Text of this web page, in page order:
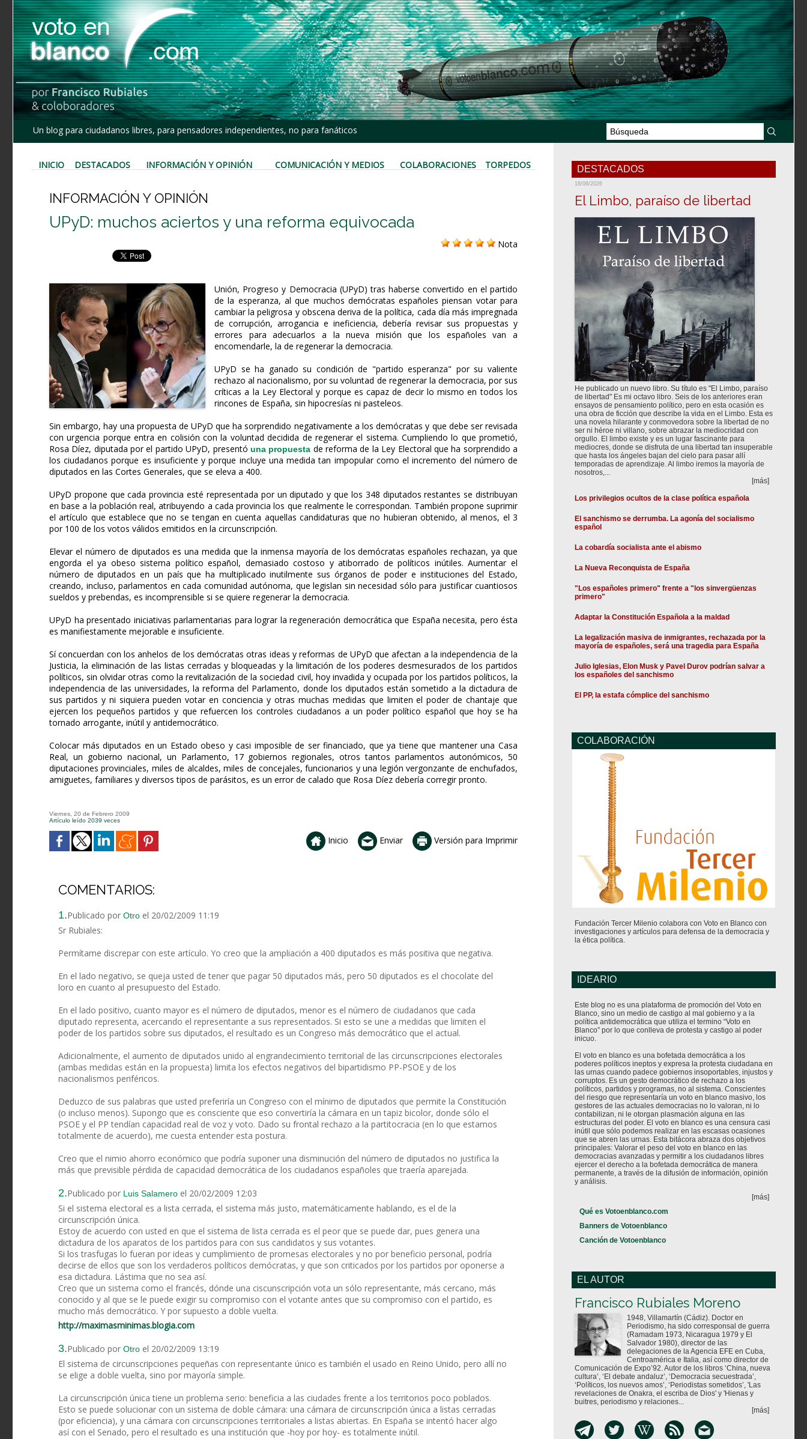
Un blog para ciudadanos libres, para pensadores independientes, no para fanáticos
INICIO DESTACADOS INFORMACIÓN Y OPINIÓN COMUNICACIÓN Y MEDIOS COLABORACIONES TORPEDOS
INFORMACIÓN Y OPINIÓN
UPyD: muchos aciertos y una reforma equivocada
Nota
Unión, Progreso y Democracia (UPyD) tras haberse convertido en el partido
de la esperanza, al que muchos demócratas españoles piensan votar para
cambiar la peligrosa y obscena deriva de la política, cada día más impregnada
de corrupción, arrogancia e ineficiencia, debería revisar sus propuestas y
errores para adecuarlos a la nueva misión que los españoles van a
encomendarle, la de regenerar la democracia.
UPyD se ha ganado su condición de "partido esperanza" por su valiente
rechazo al nacionalismo, por su voluntad de regenerar la democracia, por sus
críticas a la Ley Electoral y porque es capaz de decir lo mismo en todos los
rincones de España, sin hipocresías ni pasteleos.
Sin embargo, hay una propuesta de UPyD que ha sorprendido negativamente a los demócratas y que debe ser revisada
con urgencia porque entra en colisión con la voluntad decidida de regenerar el sistema. Cumpliendo lo que prometió,
Rosa Díez, diputada por el partido UPyD, presentó una propuesta de reforma de la Ley Electoral que ha sorprendido a
los ciudadanos porque es insuficiente y porque incluye una medida tan impopular como el incremento del número de
diputados en las Cortes Generales, que se eleva a 400.
UPyD propone que cada provincia esté representada por un diputado y que los 348 diputados restantes se distribuyan
en base a la población real, atribuyendo a cada provincia los que realmente le correspondan. También propone suprimir
el artículo que establece que no se tengan en cuenta aquellas candidaturas que no hubieran obtenido, al menos, el 3
por 100 de los votos válidos emitidos en la circunscripción.
Elevar el número de diputados es una medida que la inmensa mayoría de los demócratas españoles rechazan, ya que
engorda el ya obeso sistema político español, demasiado costoso y atiborrado de políticos inútiles. Aumentar el
número de diputados en un país que ha multiplicado inutilmente sus órganos de poder e instituciones del Estado,
creando, incluso, parlamentos en cada comunidad autónoma, que legislan sin necesidad sólo para justificar cuantiosos
sueldos y prebendas, es incomprensible si se quiere regenerar la democracia.
UPyD ha presentado iniciativas parlamentarias para lograr la regeneración democrática que España necesita, pero ésta
es manifiestamente mejorable e insuficiente.
Sí concuerdan con los anhelos de los demócratas otras ideas y reformas de UPyD que afectan a la independencia de la
Justicia, la eliminación de las listas cerradas y bloqueadas y la limitación de los poderes desmesurados de los partidos
políticos, sin olvidar otras como la revitalización de la sociedad civil, hoy invadida y ocupada por los partidos políticos, la
independencia de las universidades, la reforma del Parlamento, donde los diputados están sometido a la dictadura de
sus partidos y ni siquiera pueden votar en conciencia y otras muchas medidas que limiten el poder de chantaje que
ejercen los pequeños partidos y que refuercen los controles ciudadanos a un poder político español que hoy se ha
tornado arrogante, inútil y antidemocrático.
Colocar más diputados en un Estado obeso y casi imposible de ser financiado, que ya tiene que mantener una Casa
Real, un gobierno nacional, un Parlamento, 17 gobiernos regionales, otros tantos parlamentos autonómicos, 50
diputaciones provinciales, miles de alcaldes, miles de concejales, funcionarios y una legión vergonzante de enchufados,
amiguetes, familiares y diversos tipos de parásitos, es un error de calado que Rosa Díez debería corregir pronto.
Viernes, 20 de Febrero 2009
Artículo leído 2039 veces
Inicio Enviar Versión para Imprimir
COMENTARIOS:
1.Publicado por Otro el 20/02/2009 11:19
Sr Rubiales:
Permítame discrepar con este artículo. Yo creo que la ampliación a 400 diputados es más positiva que negativa.
En el lado negativo, se queja usted de tener que pagar 50 diputados más, pero 50 diputados es el chocolate del
loro en cuanto al presupuesto del Estado.
En el lado positivo, cuanto mayor es el número de diputados, menor es el número de ciudadanos que cada
diputado representa, acercando el representante a sus representados. Si esto se une a medidas que limiten el
poder de los partidos sobre sus diputados, el resultado es un Congreso más democrático que el actual.
Adicionalmente, el aumento de diputados unido al engrandecimiento territorial de las circunscripciones electorales
(ambas medidas están en la propuesta) limita los efectos negativos del bipartidismo PP-PSOE y de los
nacionalismos periféricos.
Deduzco de sus palabras que usted preferiría un Congreso con el mínimo de diputados que permite la Constitución
(o incluso menos). Supongo que es consciente que eso convertiría la cámara en un tapiz bicolor, donde sólo el
PSOE y el PP tendían capacidad real de voz y voto. Dado su frontal rechazo a la partitocracia (en lo que estamos
totalmente de acuerdo), me cuesta entender esta postura.
Creo que el nimio ahorro económico que podría suponer una disminución del número de diputados no justifica la
más que previsible pérdida de capacidad democrática de los ciudadanos españoles que traería aparejada.
2.Publicado por Luis Salamero el 20/02/2009 12:03
Si el sistema electoral es a lista cerrada, el sistema más justo, matemáticamente hablando, es el de la
circunscripción única.
Estoy de acuerdo con usted en que el sistema de lista cerrada es el peor que se puede dar, pues genera una
dictadura de los aparatos de los partidos para con sus candidatos y sus votantes.
Si los trasfugas lo fueran por ideas y cumplimiento de promesas electorales y no por beneficio personal, podría
decirse de ellos que son los verdaderos políticos demócratas, y que son criticados por los partidos por oponerse a
esa dictadura. Lástima que no sea así.
Creo que un sistema como el francés, dónde una ciscunscripción vota un sólo representante, más cercano, más
conocido y al que se le puede exigir su compromiso con el votante antes que su compromiso con el partido, es
mucho más democrático. Y por supuesto a doble vuelta.
http://maximasminimas.blogia.com
3.Publicado por Otro el 20/02/2009 13:19
El sistema de circunscripciones pequeñas con representante único es también el usado en Reino Unido, pero allí no
se elige a doble vuelta, sino por mayoría simple.
La circunscripción única tiene un problema serio: beneficia a las ciudades frente a los territorios poco poblados.
Esto se puede solucionar con un sistema de doble cámara: una cámara de circunscripción única a listas cerradas
(por eficiencia), y una cámara con circunscripciones territoriales a listas abiertas. En España se intentó hacer algo
así con el Senado, pero el resultado es una institución que -hoy por hoy- es totalmente inútil.
DESTACADOS
18/06/2026
El Limbo, paraíso de libertad
He publicado un nuevo libro. Su título es "El Limbo, paraíso
de libertad" Es mi octavo libro. Seis de los anteriores eran
ensayos de pensamiento político, pero en esta ocasión es
una obra de ficción que describe la vida en el Limbo. Esta es
una novela hilarante y conmovedora sobre la libertad de no
ser ni héroe ni villano, sobre abrazar la mediocridad con
orgullo. El limbo existe y es un lugar fascinante para
mediocres, donde se disfruta de una libertad tan insuperable
que hasta los ángeles bajan del cielo para pasar allí
temporadas de aprendizaje. Al limbo iremos la mayoría de
nosotros,...
[más]
Los privilegios ocultos de la clase política española
El sanchismo se derrumba. La agonía del socialismo
español
La cobardía socialista ante el abismo
La Nueva Reconquista de España
"Los españoles primero" frente a "los sinvergüenzas
primero"
Adaptar la Constitución Española a la maldad
La legalización masiva de inmigrantes, rechazada por la
mayoría de españoles, será una tragedia para España
Julio Iglesias, Elon Musk y Pavel Durov podrían salvar a
los españoles del sanchismo
El PP, la estafa cómplice del sanchismo
COLABORACIÓN
Fundación Tercer Milenio colabora con Voto en Blanco con
investigaciones y artículos para defensa de la democracia y
la ética política.
IDEARIO
Este blog no es una plataforma de promoción del Voto en
Blanco, sino un medio de castigo al mal gobierno y a la
política antidemocrática que utiliza el termino “Voto en
Blanco” por lo que conlleva de protesta y castigo al poder
inicuo.
El voto en blanco es una bofetada democrática a los
poderes políticos ineptos y expresa la protesta ciudadana en
las urnas cuando padece gobiernos insoportables, injustos y
corruptos. Es un gesto democrático de rechazo a los
políticos, partidos y programas, no al sistema. Conscientes
del riesgo que representaría un voto en blanco masivo, los
gestores de las actuales democracias no lo valoran, ni lo
contabilizan, ni le otorgan plasmación alguna en las
estructuras del poder. El voto en blanco es una censura casi
inútil que sólo podemos realizar en las escasas ocasiones
que se abren las urnas. Esta bitácora abraza dos objetivos
principales: Valorar el peso del voto en blanco en las
democracias avanzadas y permitir a los ciudadanos libres
ejercer el derecho a la bofetada democrática de manera
permanente, a través de la difusión de información, opinión
y análisis.
[más]
Qué es Votoenblanco.com
Banners de Votoenblanco
Canción de Votoenblanco
EL AUTOR
Francisco Rubiales Moreno
1948, Villamartín (Cádiz). Doctor en
Periodismo, ha sido corresponsal de guerra
(Ramadam 1973, Nicaragua 1979 y El
Salvador 1980), director de las
delegaciones de la Agencia EFE en Cuba,
Centroamérica e Italia, así como director de
Comunicación de Expo’92. Autor de los libros ‘China, nueva
cultura’, ‘El debate andaluz’, ‘Democracia secuestrada’,
‘Políticos, los nuevos amos’, ‘Periodistas sometidos’, 'Las
revelaciones de Onakra, el escriba de Dios' y 'Hienas y
buitres, periodismo y relaciones...
[más]